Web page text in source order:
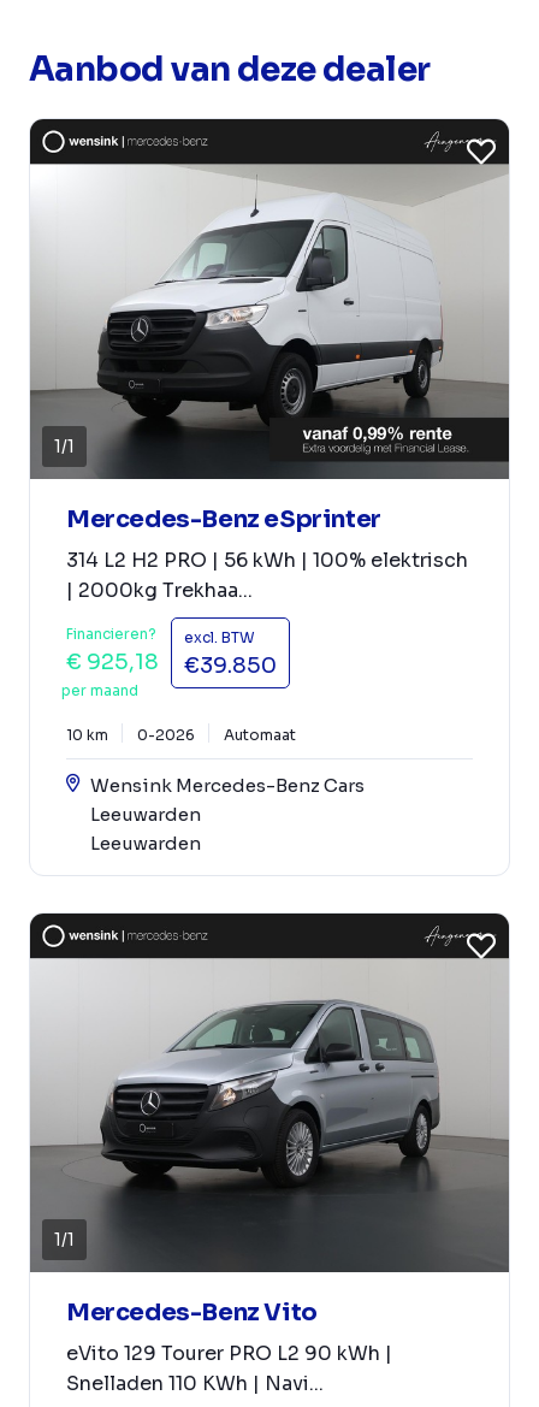
Aanbod van deze dealer
1/1
Mercedes-Benz eSprinter
314 L2 H2 PRO | 56 kWh | 100% elektrisch
| 2000kg Trekhaa...
Financieren?
€ 925,18
per maand
excl. BTW
€39.850
10 km 0-2026 Automaat
Wensink Mercedes-Benz Cars
Leeuwarden
Leeuwarden
1/1
Mercedes-Benz Vito
eVito 129 Tourer PRO L2 90 kWh |
Snelladen 110 KWh | Navi...